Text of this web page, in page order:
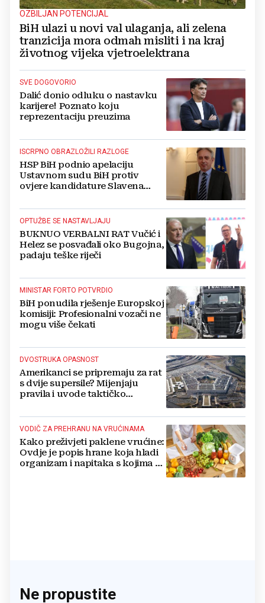
OZBILJAN POTENCIJAL
BiH ulazi u novi val ulaganja, ali zelena
tranzicija mora odmah misliti i na kraj
životnog vijeka vjetroelektrana
SVE DOGOVORIO
Dalić donio odluku o nastavku
karijere! Poznato koju
reprezentaciju preuzima
ISCRPNO OBRAZLOŽILI RAZLOGE
HSP BiH podnio apelaciju
Ustavnom sudu BiH protiv
ovjere kandidature Slavena
OPTUŽBE SE NASTAVLJAJU
BUKNUO VERBALNI RAT Vučić i
Helez se posvađali oko Bugojna,
padaju teške riječi
MINISTAR FORTO POTVRDIO
BiH ponudila rješenje Europskoj
komisiji: Profesionalni vozači ne
mogu više čekati
DVOSTRUKA OPASNOST
Amerikanci se pripremaju za rat
s dvije supersile? Mijenjaju
pravila i uvode taktičko
VODIČ ZA PREHRANU NA VRUĆINAMA
Kako preživjeti paklene vrućine:
Ovdje je popis hrane koja hladi
organizam i napitaka s kojima si
Ne propustite